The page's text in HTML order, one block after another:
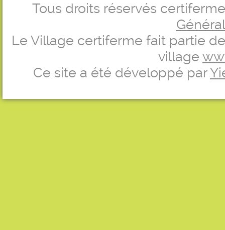
Tous droits réservés
Le Village certiferme fait partie
village
Ce site a été développé par